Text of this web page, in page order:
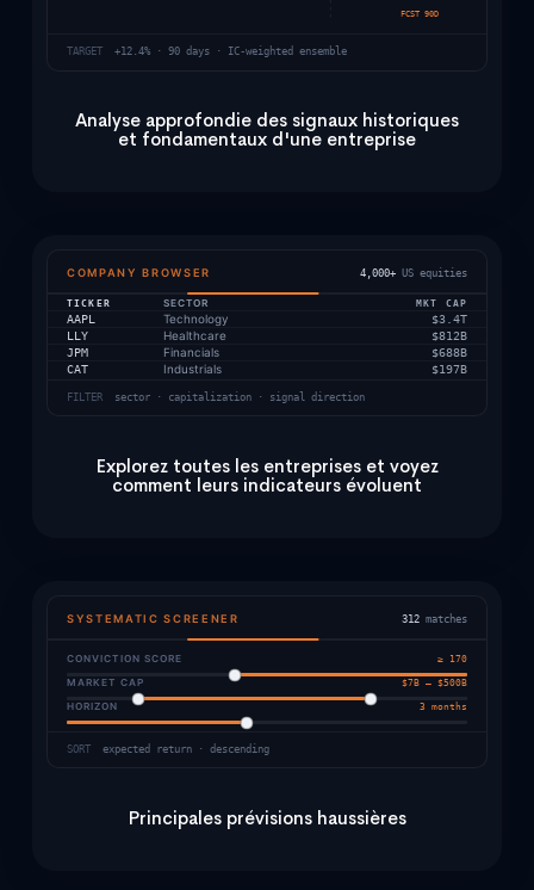
FCST 90D
TARGET +12.4% · 90 days · IC-weighted ensemble
Analyse approfondie des signaux historiques
et fondamentaux d'une entreprise
COMPANY BROWSER 4,000+ US equities
TICKER SECTOR MKT CAP
AAPL Technology
$3.4T
LLY
Healthcare
$812B
JPM
Financials
$688B
CAT
Industrials $197B
FILTER sector · capitalization · signal direction
Explorez toutes les entreprises et voyez
comment leurs indicateurs évoluent
SYSTEMATIC SCREENER 312 matches
CONVICTION SCORE
≥ 170
MARKET CAP
$7B – $500B
HORIZON
3 months
SORT expected return · descending
Principales prévisions haussières